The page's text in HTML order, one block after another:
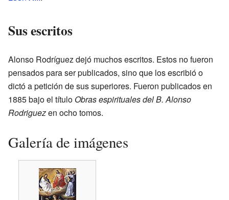
Sus escritos
Alonso Rodríguez dejó muchos escritos. Estos no fueron
pensados para ser publicados, sino que los escribió o
dictó a petición de sus superiores. Fueron publicados en
1885 bajo el título Obras espirituales del B. Alonso
Rodriguezen ocho tomos.
Galería de imágenes